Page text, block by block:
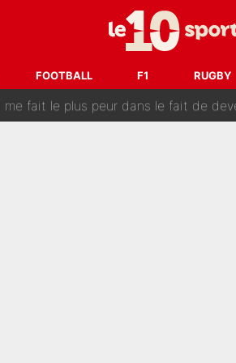
FOOTBALL F1 RUGBY
terminé, DAZN a fait son choix pour
conditions pour rejoindre L'EQUIPE
peur dans le fait de devenir maman» : En